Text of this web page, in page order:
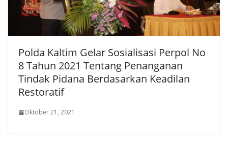
Polda Kaltim Gelar Sosialisasi Perpol No
8 Tahun 2021 Tentang Penanganan
Tindak Pidana Berdasarkan Keadilan
Restoratif
Oktober 21, 2021